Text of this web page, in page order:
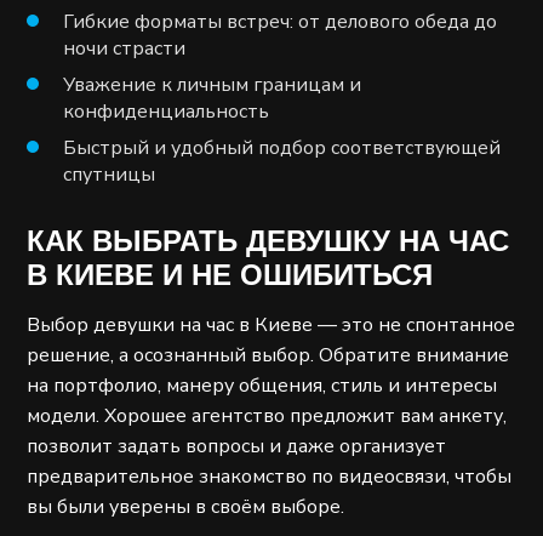
Гибкие форматы встреч: от делового обеда до
ночи страсти
Уважение к личным границам и
конфиденциальность
Быстрый и удобный подбор соответствующей
спутницы
КАК ВЫБРАТЬ ДЕВУШКУ НА ЧАС
В КИЕВЕ И НЕ ОШИБИТЬСЯ
Выбор девушки на час в Киеве — это не спонтанное
решение, а осознанный выбор. Обратите внимание
на портфолио, манеру общения, стиль и интересы
модели. Хорошее агентство предложит вам анкету,
позволит задать вопросы и даже организует
предварительное знакомство по видеосвязи, чтобы
вы были уверены в своём выборе.